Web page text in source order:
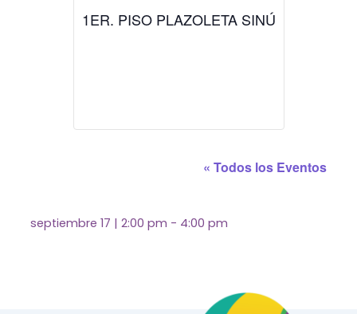
1ER. PISO PLAZOLETA SINÚ
« Todos los Eventos
septiembre 17 | 2:00 pm - 4:00 pm